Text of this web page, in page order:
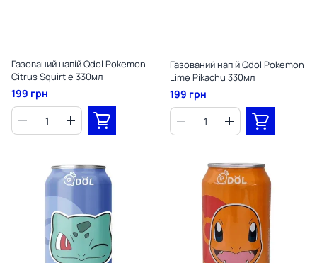
Газований напій Qdol Pokemon
Citrus Squirtle 330мл
199 грн
Газований напій Qdol Pokemon
Lime Pikachu 330мл
199 грн